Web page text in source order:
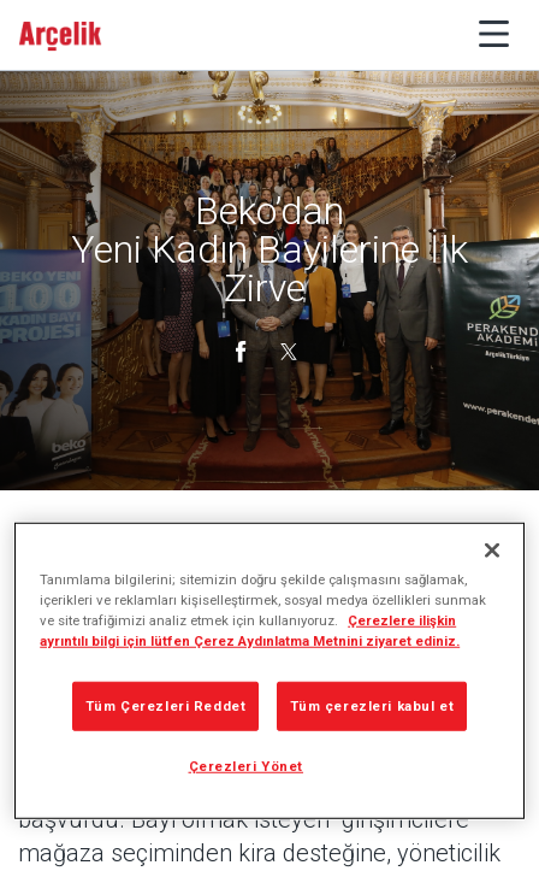
Beko’dan
Yeni Kadın Bayilerine İlk
Zirve
Beko, Yeni 100 Kadın Bayi Projesi kapsamında
bayi ekosistemine kattığı kadın bayilerini ilk kez
İstanbul’da gerçekleştirdiği zirvede buluşturdu.
Bayi ekosisteminde kadınların temsiliyetini
başvurdu. Bayi olmak isteyen girişimcilere
mağaza seçiminden kira desteğine, yöneticilik
Tanımlama bilgilerini; sitemizin doğru şekilde çalışmasını sağlamak,
içerikleri ve reklamları kişiselleştirmek, sosyal medya özellikleri sunmak
ve site trafiğimizi analiz etmek için kullanıyoruz.
Çerezlere ilişkin
ayrıntılı bilgi için lütfen Çerez Aydınlatma Metnini ziyaret ediniz.
Tüm Çerezleri Reddet Tüm çerezleri kabul et
Çerezleri Yönet